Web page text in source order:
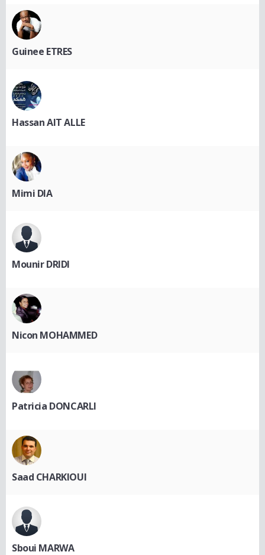
Guinee ETRES
Hassan AIT ALLE
Mimi DIA
Mounir DRIDI
Nicon MOHAMMED
Patricia DONCARLI
Saad CHARKIOUI
Sboui MARWA